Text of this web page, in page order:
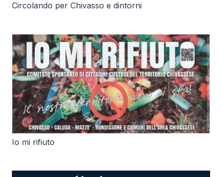
Circolando per Chivasso e dintorni
Io mi rifiuto